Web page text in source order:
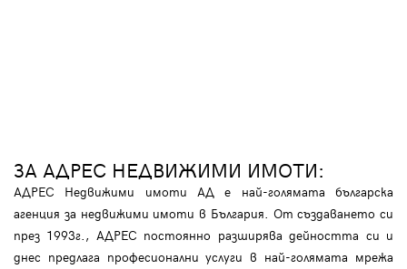
ЗА АДРЕС НЕДВИЖИМИ ИМОТИ:
АДРЕС Недвижими имоти АД е най-голямата българска
агенция за недвижими имоти в България. От създаването си
през 1993г., АДРЕС постоянно разширява дейността си и
днес предлага професионални услуги в най-голямата мрежа